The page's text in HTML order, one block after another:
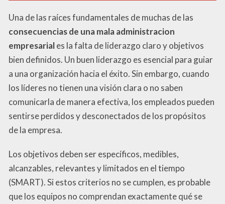
Una de las raíces fundamentales de muchas de las
consecuencias de una mala administracion
empresariales la falta de liderazgo claro y objetivos
bien definidos. Un buen liderazgo es esencial para guiar
a una organización hacia el éxito. Sin embargo, cuando
los líderes no tienen una visión clara o no saben
comunicarla de manera efectiva, los empleados pueden
sentirse perdidos y desconectados de los propósitos
de la empresa.
Los objetivos deben ser específicos, medibles,
alcanzables, relevantes y limitados en el tiempo
(SMART). Si estos criterios no se cumplen, es probable
que los equipos no comprendan exactamente qué se